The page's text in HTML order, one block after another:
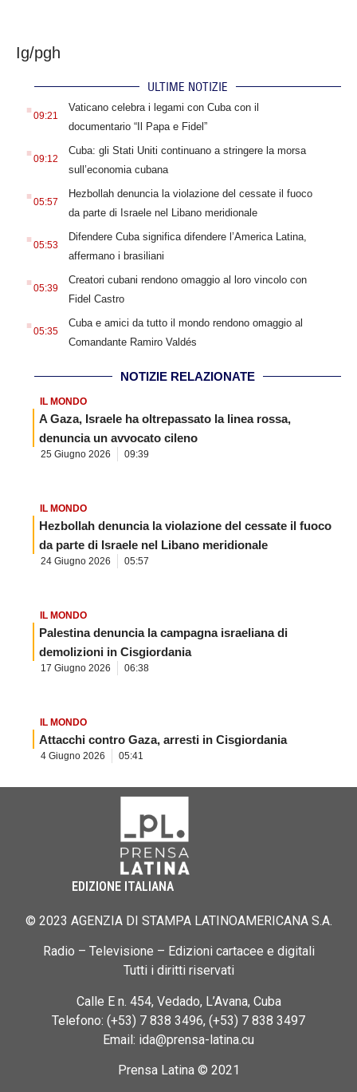
Ig/pgh
ULTIME NOTIZIE
. 09:21
Vaticano celebra i legami con Cuba con il
documentario “Il Papa e Fidel”
. 09:12
Cuba: gli Stati Uniti continuano a stringere la morsa
sull’economia cubana
. 05:57
Hezbollah denuncia la violazione del cessate il fuoco
da parte di Israele nel Libano meridionale
. 05:53
Difendere Cuba significa difendere l’America Latina,
affermano i brasiliani
. 05:39
Creatori cubani rendono omaggio al loro vincolo con
Fidel Castro
. 05:35
Cuba e amici da tutto il mondo rendono omaggio al
Comandante Ramiro Valdés
NOTIZIE RELAZIONATE
IL MONDO
A Gaza, Israele ha oltrepassato la linea rossa,
denuncia un avvocato cileno
25 Giugno 2026 09:39
IL MONDO
Hezbollah denuncia la violazione del cessate il fuoco
da parte di Israele nel Libano meridionale
24 Giugno 2026 05:57
IL MONDO
Palestina denuncia la campagna israeliana di
demolizioni in Cisgiordania
17 Giugno 2026 06:38
IL MONDO
Attacchi contro Gaza, arresti in Cisgiordania
4 Giugno 2026 05:41
EDIZIONE ITALIANA
© 2023 AGENZIA DI STAMPA LATINOAMERICANA S.A.
Radio – Televisione – Edizioni cartacee e digitali
Tutti i diritti riservati
Calle E n. 454, Vedado, L’Avana, Cuba
Telefono: (+53) 7 838 3496, (+53) 7 838 3497
Email: ida@prensa-latina.cu
Prensa Latina © 2021